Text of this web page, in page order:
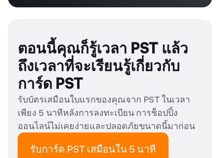
ตอนนี้คุณก็รู้เวลา PST แล้ว
ถึงเวลาที่จะเรียนรู้เกี่ยวกับ
การ์ด PST
รับบัตรเสมือนใบแรกของคุณจาก PST ในเวลา
เพียง 5 นาทีหลังการลงทะเบียน การช็อปปิ้ง
ออนไลน์ไม่เคยง่ายและปลอดภัยขนาดนี้มาก่อน
รับการ์ด PST เสมือนใน 5 นาที